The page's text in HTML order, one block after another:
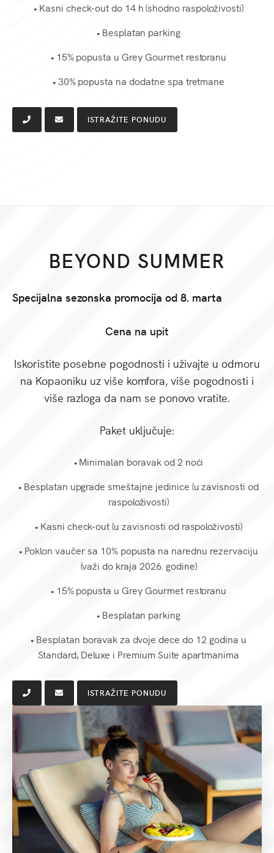
• Kasni check-out do 14 h (shodno raspoloživosti)
• Besplatan parking
• 15% popusta u Grey Gourmet restoranu
• 30% popusta na dodatne spa tretmane
ISTRAŽITE PONUDU
BEYOND SUMMER
Specijalna sezonska promocija od 8. marta
Cena na upit
Iskoristite posebne pogodnosti i uživajte u odmoru
na Kopaoniku uz više komfora, više pogodnosti i
više razloga da nam se ponovo vratite.
Paket uključuje:
• Minimalan boravak od 2 noći
• Besplatan upgrade smeštajne jedinice (u zavisnosti od
raspoloživosti)
• Kasni check-out (u zavisnosti od raspoloživosti)
• Poklon vaučer sa 10% popusta na narednu rezervaciju
(važi do kraja 2026. godine)
• 15% popusta u Grey Gourmet restoranu
• Besplatan parking
• Besplatan boravak za dvoje dece do 12 godina u
Standard, Deluxe i Premium Suite apartmanima
ISTRAŽITE PONUDU